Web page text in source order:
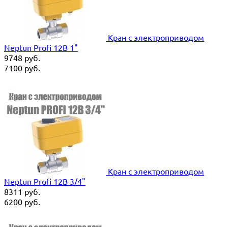
Кран с электроприводом
Neptun Profi 12В 1"
9748 руб.
7100 руб.
Кран с электроприводом
Neptun Profi 12В 3/4"
8311 руб.
6200 руб.